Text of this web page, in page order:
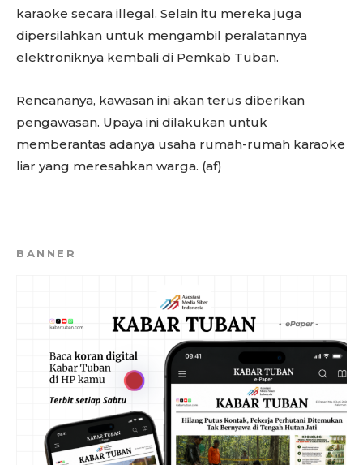
karaoke secara illegal. Selain itu mereka juga
dipersilahkan untuk mengambil peralatannya
elektroniknya kembali di Pemkab Tuban.
Rencananya, kawasan ini akan terus diberikan
pengawasan. Upaya ini dilakukan untuk
memberantas adanya usaha rumah-rumah karaoke
liar yang meresahkan warga. (af)
BANNER